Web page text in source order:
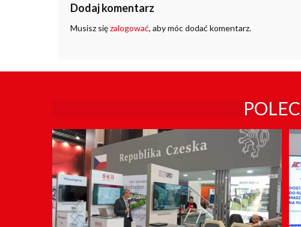
Dodaj komentarz
Musisz sięzalogować, aby móc dodać komentarz.